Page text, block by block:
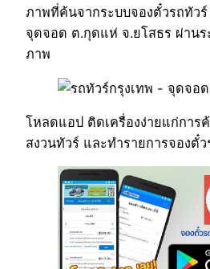
ภาพที่ค้นจากระบบจองตั๋วรถทัวร์
จุดจอด ต.กุดแห่ จ.ยโสธร ผ่าน
ภาพ
โหลดแอป ติดเครื่องง่ายแก่การ
สงวนทัวร์ และทำรายการจองตั๋